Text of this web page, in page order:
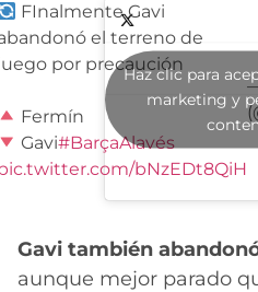
FInalmente Gavi
el terreno de
por precaución
Fermín
Gavi#BarçaAlavés
bNzEDt8QiH
Haz clic para
marketing y
Gavi también
aunque mejor parado